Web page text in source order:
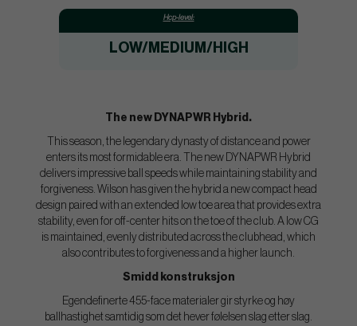
Hcp-level:
LOW/MEDIUM/HIGH
The new DYNAPWR Hybrid.
This season, the legendary dynasty of distance and power
enters its most formidable era. The new DYNAPWR Hybrid
delivers impressive ball speeds while maintaining stability and
forgiveness. Wilson has given the hybrid a new compact head
design paired with an extended low toe area that provides extra
stability, even for off-center hits on the toe of the club. A low CG
is maintained, evenly distributed across the clubhead, which
also contributes to forgiveness and a higher launch.
Smidd konstruksjon
Egendefinerte 455-face materialer gir styrke og høy
ballhastighet samtidig som det hever følelsen slag etter slag.